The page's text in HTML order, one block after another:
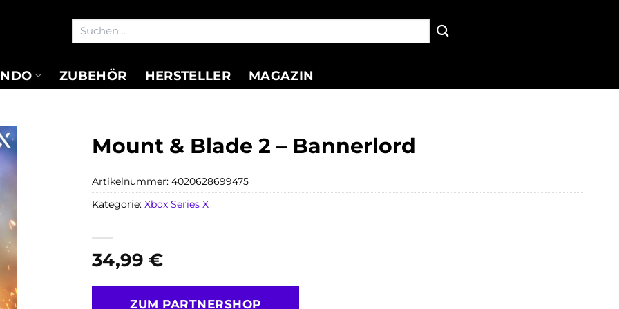
Suchen
ZUBEHÖR HERSTELLER MAGAZIN
Mount & Blade 2 – Bannerlord
34,99€
ZUM PARTNERSHOP
Artikelnummer:4020628699475
Kategorie:Xbox Series X